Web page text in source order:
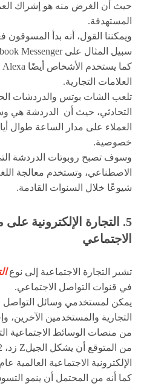
حيث أن الغرض منه هو إشراك
المستهدفة.
ويمكننا القول، أنه بدأ المسوقون
سبيل المثال على Facebook Messenger أو WhatsApp أو Slack.
العلامات التجارية.
تلعب الشات بوتس والدردشات
التحادثي، حيث أن الدردشة هي
العملاء على مدار الساعة طوال
خصوصية.
وسوف تصبح روبوتات الدردشة
الاصطناعي، وتستخدم معالجة اللغة
شيوعًا خلال السنوات القادمة.
5. التجارة الإلكترونية
الاجتماعي
تشير التجارة الاجتماعية إلى نوع
في قنوات التواصل الاجتماعي.
يمكن لمستخدمي وسائل التواصل
التجارية والمستخدمين الآخرين،
من منصات الوسائط الاجتماعية
الإلكترونية الاجتماعية العالمية عام 2025.
كما أنه من المحتمل أن ينمو